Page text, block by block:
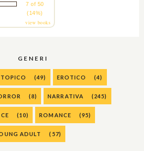
7 of 50
(14%)
view books
GENERI
(49) EROTICO (4)
(8) NARRATIVA (245)
(10) ROMANCE (95)
ADULT (57)